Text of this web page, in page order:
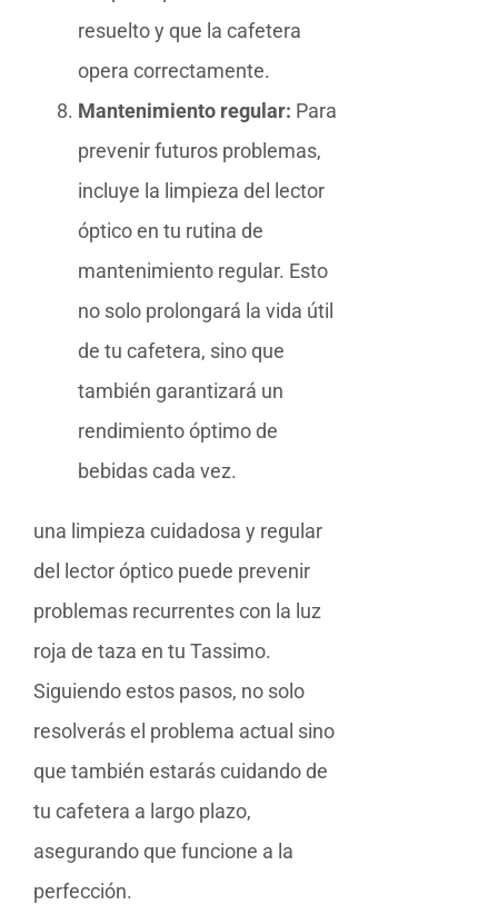
resuelto y que la cafetera
opera correctamente.
Mantenimiento regular: Para
prevenir futuros problemas,
incluye la limpieza del lector
óptico en tu rutina de
mantenimiento regular. Esto
no solo prolongará la vida útil
de tu cafetera, sino que
también garantizará un
rendimiento óptimo de
bebidas cada vez.
una limpieza cuidadosa y regular
del lector óptico puede prevenir
problemas recurrentes con la luz
roja de taza en tu Tassimo.
Siguiendo estos pasos, no solo
resolverás el problema actual sino
que también estarás cuidando de
tu cafetera a largo plazo,
asegurando que funcione a la
perfección.